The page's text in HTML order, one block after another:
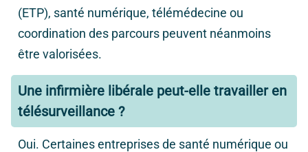
(ETP), santé numérique, télémédecine ou
coordination des parcours peuvent néanmoins
être valorisées.
Une infirmière libérale peut-elle travailler en
télésurveillance ?
Oui. Certaines entreprises de santé numérique ou